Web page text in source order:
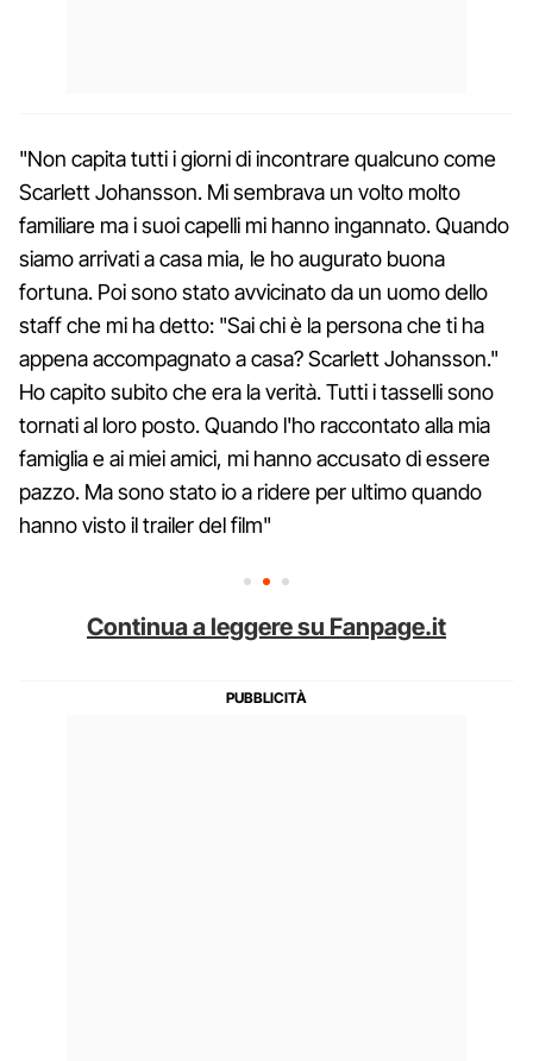
"Non capita tutti i giorni di incontrare qualcuno come
Scarlett Johansson. Mi sembrava un volto molto
familiare ma i suoi capelli mi hanno ingannato. Quando
siamo arrivati a casa mia, le ho augurato buona
fortuna. Poi sono stato avvicinato da un uomo dello
staff che mi ha detto: "Sai chi è la persona che ti ha
appena accompagnato a casa? Scarlett Johansson."
Ho capito subito che era la verità. Tutti i tasselli sono
tornati al loro posto. Quando l'ho raccontato alla mia
famiglia e ai miei amici, mi hanno accusato di essere
pazzo. Ma sono stato io a ridere per ultimo quando
hanno visto il trailer del film"
Continua a leggere su Fanpage.it